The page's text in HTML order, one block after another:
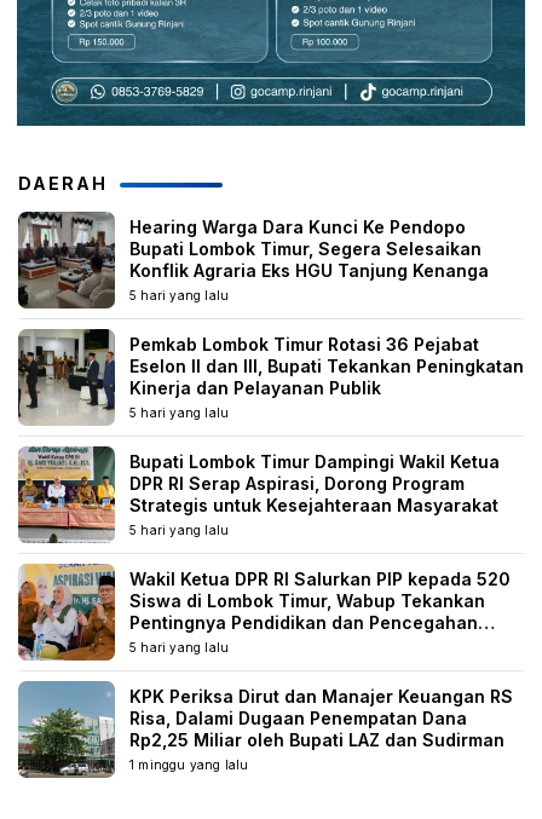
DAERAH
Hearing Warga Dara Kunci Ke Pendopo
Bupati Lombok Timur, Segera Selesaikan
Konflik Agraria Eks HGU Tanjung Kenanga
5 hari yang lalu
Pemkab Lombok Timur Rotasi 36 Pejabat
Eselon II dan III, Bupati Tekankan Peningkatan
Kinerja dan Pelayanan Publik
5 hari yang lalu
Bupati Lombok Timur Dampingi Wakil Ketua
DPR RI Serap Aspirasi, Dorong Program
Strategis untuk Kesejahteraan Masyarakat
5 hari yang lalu
Wakil Ketua DPR RI Salurkan PIP kepada 520
Siswa di Lombok Timur, Wabup Tekankan
Pentingnya Pendidikan dan Pencegahan
Perkawinan Anak
5 hari yang lalu
KPK Periksa Dirut dan Manajer Keuangan RS
Risa, Dalami Dugaan Penempatan Dana
Rp2,25 Miliar oleh Bupati LAZ dan Sudirman
1 minggu yang lalu